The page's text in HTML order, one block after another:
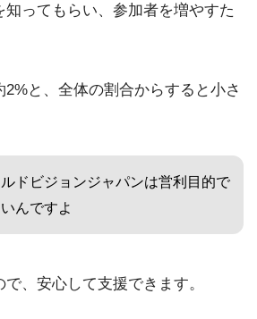
知ってもらい、参加者を増やすた
2%と、全体の割合からすると小さ
ドビジョンジャパンは営利目的で
んですよ
、安心して支援できます。